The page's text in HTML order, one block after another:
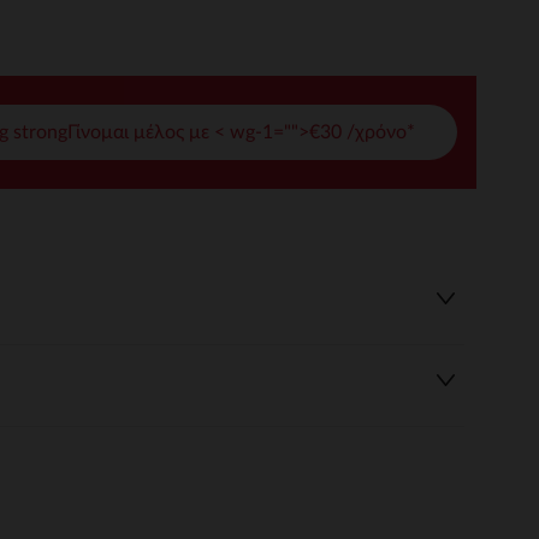
και να διαχειρίζεστε τις ρυθμίσεις απορρήτου,
strongΓίνομαι μέλος με < wg-1="">€30 /χρόνο*